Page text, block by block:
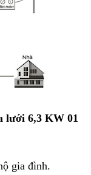
lưới 6,3 KW 01
gia đình.